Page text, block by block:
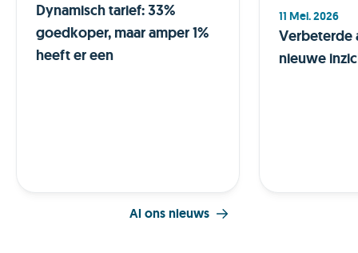
Dynamisch tarief: 33%
goedkoper, maar amper 1%
heeft er een
11 Mei. 2026
Verbeterde
nieuwe
Al ons nieuws